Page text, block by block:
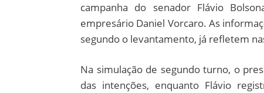
campanha do senador Flávio
empresário Daniel Vorcaro. As
segundo o levantamento, já refletem
Na simulação de segundo turno, o
das intenções, enquanto Flávio